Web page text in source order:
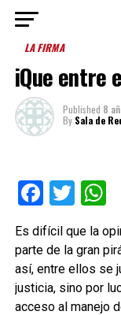
LA FIRMA
іQue entre
Published 8
By Sala de
Es difícil que la
parte de la gran
así, entre ellos se
justicia, sino por
acceso al manejo